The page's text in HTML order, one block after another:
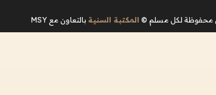
محفوظة لكل مسلم © المكتبة السنية بالتعاون مع MSY